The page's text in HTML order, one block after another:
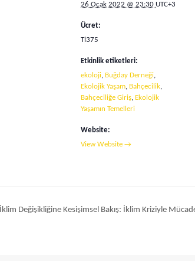
26 Ocak 2022 @ 23:30 UTC+3
Ücret:
Tl375
Etkinlik etiketleri:
ekoloji, Buğday Derneği,
Ekolojik Yaşam, Bahçecilik,
Bahçeciliğe Giriş, Ekolojik
Yaşamın Temelleri
Website:
View Website →
İklim Değişikliğine Kesişimsel Bakış: İklim Kriziyle